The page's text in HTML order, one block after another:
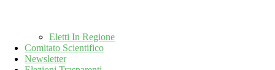
Eletti In Regione
Comitato Scientifico
Newsletter